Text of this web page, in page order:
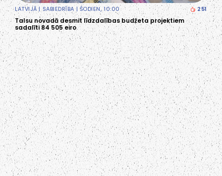
LATVIJĀ|SABIEDRĪBA| ŠODIEN, 10:00 251
Talsu novadā desmit līdzdalības budžeta projektiem
sadalīti 84 505 eiro